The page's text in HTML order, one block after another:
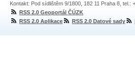
Kontakt: Pod sídlištěm 9/1800, 182 11 Praha 8, tel.:
RSS 2.0 Geoportál ČÚZK
RSS 2.0 Aplikace
RSS 2.0 Datové sady